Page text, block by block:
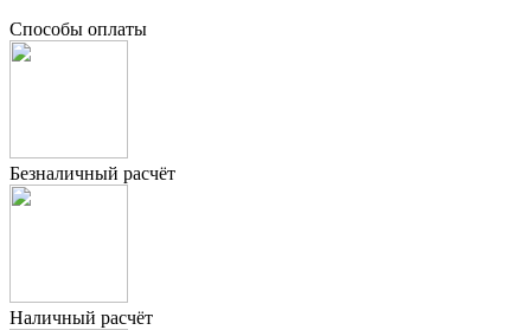
Способы оплаты
Безналичный расчёт
Наличный расчёт